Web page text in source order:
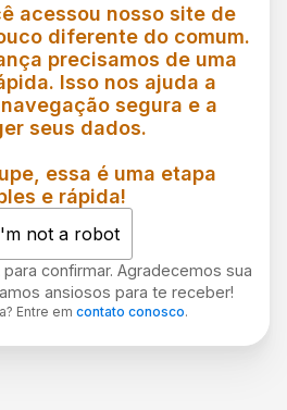
acessou nosso site de
diferente do comum.
precisamos de uma
Isso nos ajuda a
segura e a
seus dados.
essa é uma etapa
e rápida!
not a robot
confirmar. Agradecemos sua
ansiosos para te receber!
Entre em contato conosco.